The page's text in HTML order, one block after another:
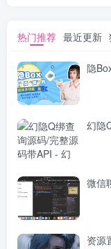
热门推荐 最近更新
隐
幻隐
微信
资源